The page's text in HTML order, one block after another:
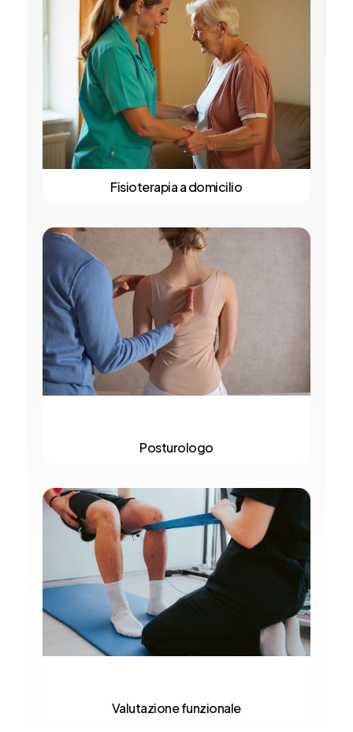
Fisioterapia a domicilio
Posturologo
Valutazione funzionale